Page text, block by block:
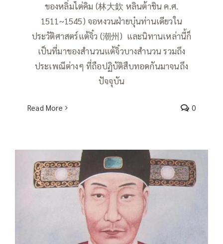
ของหลิ่มไต่คิม (林大欽 หลินต้าชิน ค.ศ.
1511~1545) จอหงวนฝ่ายบุ๋นท่านเดียวใน
ประวัติศาสตร์แต้จิ๋ว (潮州) และนิทานเหล่านี้ก็
เป็นที่มาของสำนวนแต้จิ๋วบางสำนวน รวมถึง
ประเพณีต่างๆ ที่ถือปฏิบัติสืบทอดกันมาจนถึง
ปัจจุบัน
Read More 0
“หลิ่มไต่คิม” ยอดจอหงวนแห่ง
ประวัติศาสตร์แต้จิ๋ว